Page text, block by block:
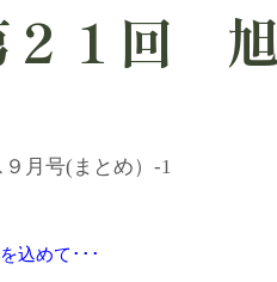
２１回
込めて･･･